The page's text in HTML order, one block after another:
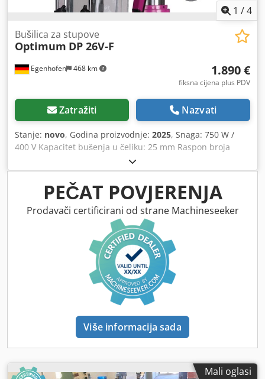
1 /4
Egenhofen 468 km
Bušilica za stupove
Optimum DP 26V-F
1.890 €
fiksna cijena plus PDV
Zatražiti Nazvati
Stanje: novo, Godina proizvodnje: 2025, Snaga: 750 W /
400 V Kapacitet bušenja u čeliku: 25 mm Raspon broja
okretaja: 60 – 3050 o/min Prihvat vretena: MK3 Hod pinole:
95 mm Vreteno izmak: 209 mm Veličina stola: 308 mm x
308 mm Brzostezna glava: 1 – 16 mm Csdjir Embspfx
Aqtorf Težina: 107 kg
PEČAT POVJERENJA
Prodavači certificirani od strane Machineseeker
Više informacija sada
Mali oglasi